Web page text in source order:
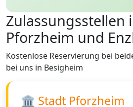
Zulassungsstellen
Pforzheim und
Kostenlose Reservierung bei
bei uns in Besigheim
🏛️ Stadt Pforzheim